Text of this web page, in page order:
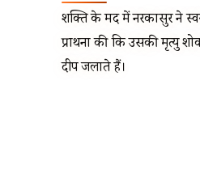
शक्ति के मद में नरकासुर ने
प्रार्थना की कि उसकी मृत्यु
दीप जलाते हैं।